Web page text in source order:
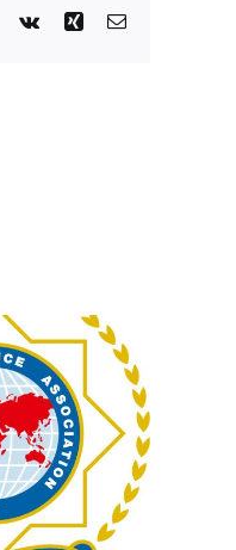
Pinterest
Vk Xing Email